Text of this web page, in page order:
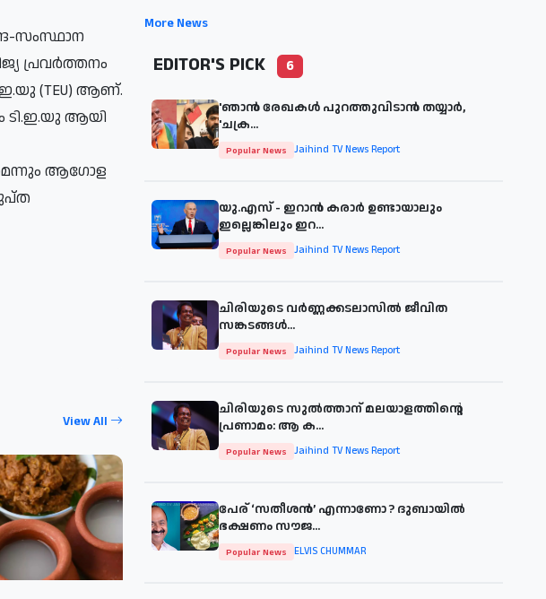
സംസ്ഥാന
പ്രവർത്തനം
(TEU) ആണ്.
ടി.ഇ.യു ആയി
ആഗോള
View All
More News
EDITOR'S PICK 6
'ഞാന്‍ രേഖകള്‍ പുറത്തുവിടാന്‍ തയ്യാര്‍,
'ചക്ര...
Popular News Jaihind TV News Report
യു.എസ് - ഇറാൻ കരാർ ഉണ്ടായാലും
ഇല്ലെങ്കിലും ഇറ...
Popular News Jaihind TV News Report
ചിരിയുടെ വര്‍ണ്ണക്കടലാസില്‍ ജീവിത
സങ്കടങ്ങള്‍...
Popular News Jaihind TV News Report
ചിരിയുടെ സുൽത്താന് മലയാളത്തിന്റെ
പ്രണാമം: ആ ക...
Popular News Jaihind TV News Report
പേര് ‘സതീശന്‍’ എന്നാണോ ? ദുബായില്‍
ഭക്ഷണം സൗജ...
Popular News ELVIS CHUMMAR